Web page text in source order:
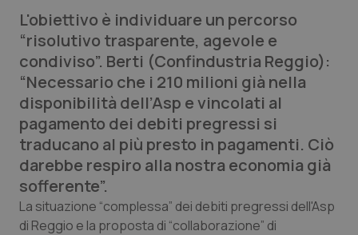
Lettere al direttore
Edizioni Regionali
QS Pro
Professionisti Sanitari.AI
Abruzzo
Basilicata
QS Pro Gold
Artrite & artrosi
QS Club Newsletter
L'obiettivo è individuare un percorso
“risolutivo trasparente, agevole e
condiviso”. Berti (Confindustria Reggio):
“Necessario che i 210 milioni già nella
disponibilità dell’Asp e vincolati al
pagamento dei debiti pregressi si
traducano al più presto in pagamenti. Ciò
darebbe respiro alla nostra economia già
sofferente”.
La situazione “complessa” dei debiti pregressi dell'Asp
di Reggio e la proposta di “collaborazione” di